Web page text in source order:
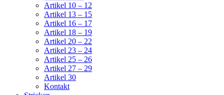
Artikel 10 – 12
Artikel 13 – 15
Artikel 16 – 17
Artikel 18 – 19
Artikel 20 – 22
Artikel 23 – 24
Artikel 25 – 26
Artikel 27 – 29
Artikel 30
Kontakt